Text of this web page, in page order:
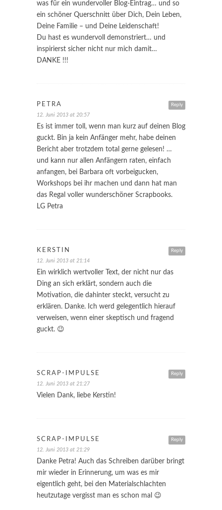
was für ein wundervoller Blog-Eintrag… und so
ein schöner Querschnitt über Dich, Dein Leben,
Deine Familie – und Deine Leidenschaft!
Du hast es wundervoll demonstriert… und
inspirierst sicher nicht nur mich damit…
DANKE !!!
Reply
PETRA
12. Juni 2013 at 20:57
Es ist immer toll, wenn man kurz auf deinen Blog
guckt. Bin ja kein Anfänger mehr, habe deinen
Bericht aber trotzdem total gerne gelesen! …
und kann nur allen Anfängern raten, einfach
anfangen, bei Barbara oft vorbeigucken,
Workshops bei ihr machen und dann hat man
das Regal voller wunderschöner Scrapbooks.
LG Petra
Reply
KERSTIN
12. Juni 2013 at 21:14
Ein wirklich wertvoller Text, der nicht nur das
Ding an sich erklärt, sondern auch die
Motivation, die dahinter steckt, versucht zu
erklären. Danke. Ich werd gelegentlich hierauf
verweisen, wenn einer skeptisch und fragend
guckt. 😉
Reply
SCRAP-IMPULSE
12. Juni 2013 at 21:27
Vielen Dank, liebe Kerstin!
Reply
SCRAP-IMPULSE
12. Juni 2013 at 21:29
Danke Petra! Auch das Schreiben darüber bringt
mir wieder in Erinnerung, um was es mir
eigentlich geht, bei den Materialschlachten
heutzutage vergisst man es schon mal 😉